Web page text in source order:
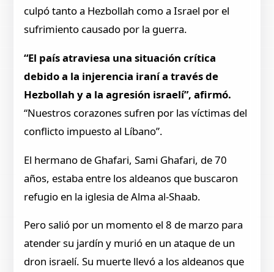
culpó tanto a Hezbollah como a Israel por el
sufrimiento causado por la guerra.
“El país atraviesa una situación crítica
debido a la injerencia iraní a través de
Hezbollah y a la agresión israelí”, afirmó.
“Nuestros corazones sufren por las víctimas del
conflicto impuesto al Líbano”.
El hermano de Ghafari, Sami Ghafari, de 70
años, estaba entre los aldeanos que buscaron
refugio en la iglesia de Alma al-Shaab.
Pero salió por un momento el 8 de marzo para
atender su jardín y murió en un ataque de un
dron israelí. Su muerte llevó a los aldeanos que